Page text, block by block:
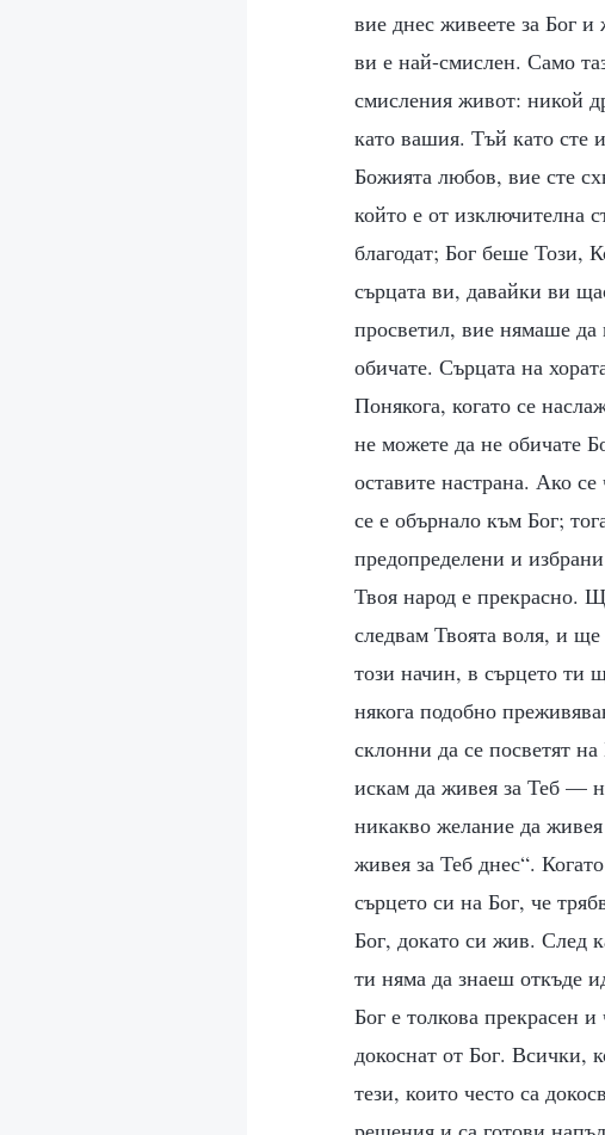
вие днес живеете за Бог
ви е най-смислен. Само
смисления живот: никой
като вашия. Тъй като сте
Божията любов, вие сте
който е от изключителна
благодат; Бог беше Този,
сърцата ви, давайки ви
просветил, вие нямаше
обичате. Сърцата на
Понякога, когато се
не можете да не обичате
оставите настрана. Ако
се е обърнало към Бог;
предопределени и
Твоя народ е прекрасно.
следвам Твоята воля, и
този начин, в сърцето ти
някога подобно
склонни да се посветят
искам да живея за Теб —
никакво желание да
живея за Теб днес“.
сърцето си на Бог, че
Бог, докато си жив. След
ти няма да знаеш откъде
Бог е толкова прекрасен
докоснат от Бог. Всички,
тези, които често са